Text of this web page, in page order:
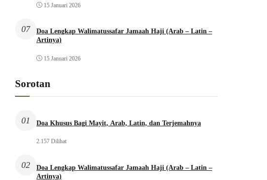
15 Januari 2026
07
Doa Lengkap Walimatussafar Jamaah Haji (Arab – Latin –
Artinya)
15 Januari 2026
Sorotan
01 Doa Khusus Bagi Mayit, Arab, Latin, dan Terjemahnya
2.157 Dilihat
02
Doa Lengkap Walimatussafar Jamaah Haji (Arab – Latin –
Artinya)